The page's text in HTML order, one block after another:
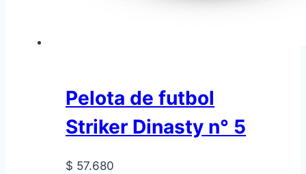
Pelota de futbol
Striker Dinasty n° 5
$ 57.680